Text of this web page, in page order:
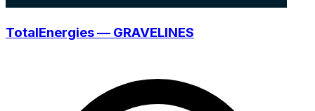
TotalEnergies — GRAVELINES